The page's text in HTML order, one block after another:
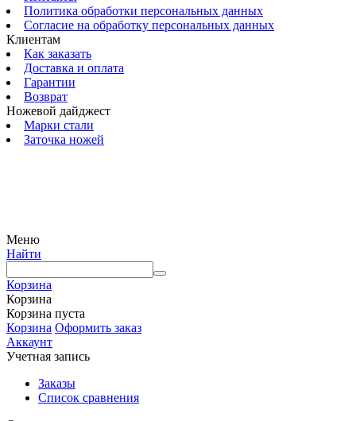
Политика обработки персональных данных
Согласие на обработку персональных данных
Клиентам
Как заказать
Доставка и оплата
Гарантии
Возврат
Ножевой дайджест
Марки стали
Заточка ножей
Меню
Найти
Корзина
Корзина
Корзина пуста
Корзина Оформить заказ
Аккаунт
Учетная запись
Заказы
Список сравнения